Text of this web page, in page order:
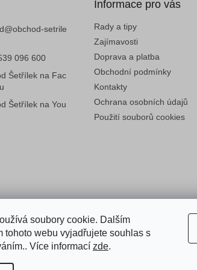
soubory cookie. Dalším
tohoto webu vyjadřujete souhlas s
Více informací zde.
@obchod-setrile
096 600
Šetřílek na Fac
Šetřílek na You
Informace pro vás
Rady a tipy
Zajímavosti
Doprava a platba
Obchodní podmínky
Kontakty
Ochrana osobních údajů
Použití souborů cookies